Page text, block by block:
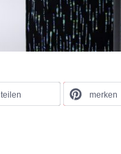
teilen merken